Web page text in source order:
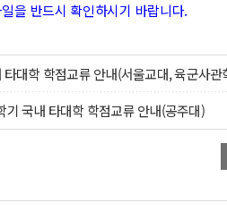
을 반드시 확인하시기 바랍니다.
대학 학점교류 안내(서울교대, 육군사관
기 국내 타대학 학점교류 안내(공주대)